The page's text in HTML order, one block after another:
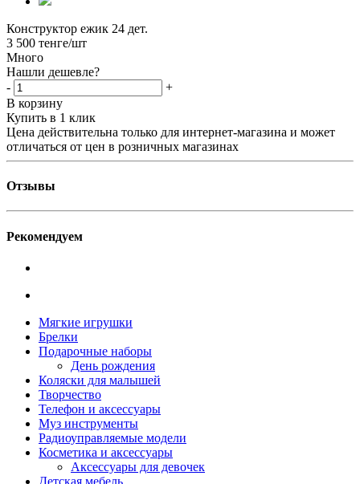
Конструктор ежик 24 дет.
3 500 тенге/шт
Много
Нашли дешевле?
-
+
В корзину
Купить в 1 клик
Цена действительна только для интернет-магазина и может
отличаться от цен в розничных магазинах
Отзывы
Рекомендуем
Мягкие игрушки
Брелки
Подарочные наборы
День рождения
Коляски для малышей
Творчество
Телефон и аксессуары
Муз инструменты
Радиоуправляемые модели
Косметика и аксессуары
Аксессуары для девочек
Детская мебель